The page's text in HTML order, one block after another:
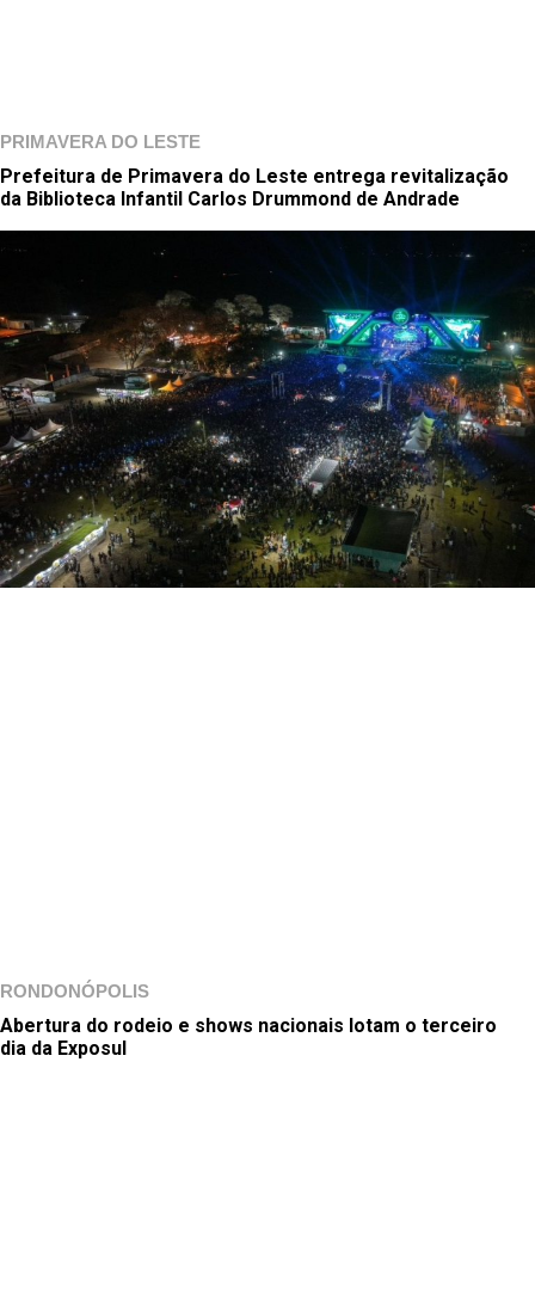
PRIMAVERA DO LESTE
Prefeitura de Primavera do Leste entrega revitalização
da Biblioteca Infantil Carlos Drummond de Andrade
RONDONÓPOLIS
Abertura do rodeio e shows nacionais lotam o terceiro
dia da Exposul